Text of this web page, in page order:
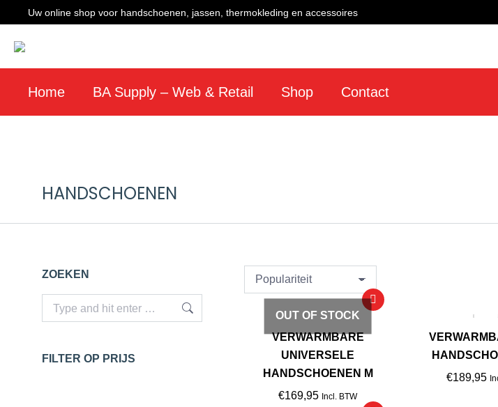
Uw online shop voor handschoenen, jassen, thermokleding en accessoires
Home BA Supply – Web & Retail Shop Contact
HANDSCHOENEN
OUT OF STOCK
VERWARMBARE
UNIVERSELE
HANDSCHOENEN M
€169,95 Incl. BTW
€189,95
ZOEKEN
FILTER OP PRIJS